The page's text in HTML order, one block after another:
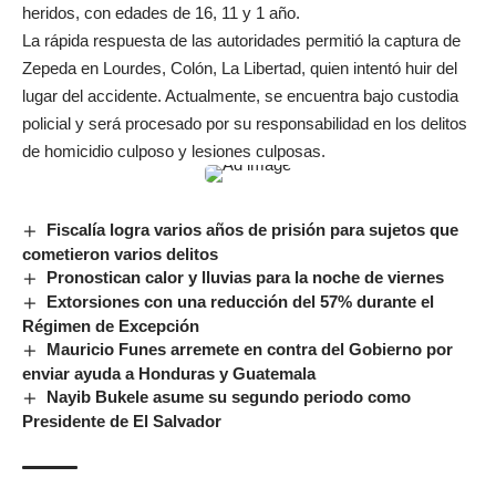
heridos, con edades de 16, 11 y 1 año.
La rápida respuesta de las autoridades permitió la captura de
Zepeda en Lourdes, Colón, La Libertad, quien intentó huir del
lugar del accidente. Actualmente, se encuentra bajo custodia
policial y será procesado por su responsabilidad en los delitos
de homicidio culposo y lesiones culposas.
Fiscalía logra varios años de prisión para sujetos que
cometieron varios delitos
Pronostican calor y lluvias para la noche de viernes
Extorsiones con una reducción del 57% durante el
Régimen de Excepción
Mauricio Funes arremete en contra del Gobierno por
enviar ayuda a Honduras y Guatemala
Nayib Bukele asume su segundo periodo como
Presidente de El Salvador